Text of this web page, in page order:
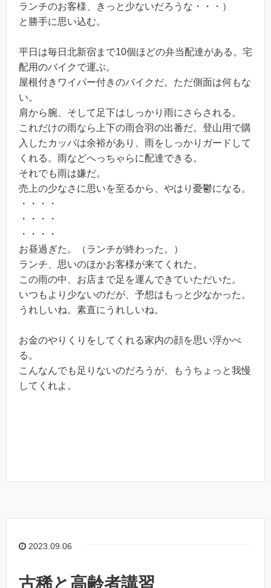
ランチのお客様、きっと少ないだろうな・・・）
と勝手に思い込む。
平日は毎日北新宿まで10個ほどの弁当配達がある。宅
配用のバイクで運ぶ。
屋根付きワイパー付きのバイクだ。ただ側面は何もな
い。
肩から腕、そして足下はしっかり雨にさらされる。
これだけの雨なら上下の雨合羽の出番だ。登山用で購
入したカッパは余裕があり、雨をしっかりガードして
くれる。雨などへっちゃらに配達できる。
それでも雨は嫌だ。
売上の少なさに思いを至るから、やはり憂鬱になる。
・・・・
・・・・
・・・・
お昼過ぎた。（ランチが終わった。）
ランチ、思いのほかお客様が来てくれた。
この雨の中、お店まで足を運んできていただいた。
いつもより少ないのだが、予想はもっと少なかった。
うれしいね。素直にうれしいね。
お金のやりくりをしてくれる家内の顔を思い浮かべ
る。
こんなんでも足りないのだろうが、もうちょっと我慢
してくれよ。
2023.09.06
古稀と高齢者講習